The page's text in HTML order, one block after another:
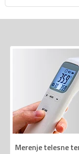
Merenje telesne